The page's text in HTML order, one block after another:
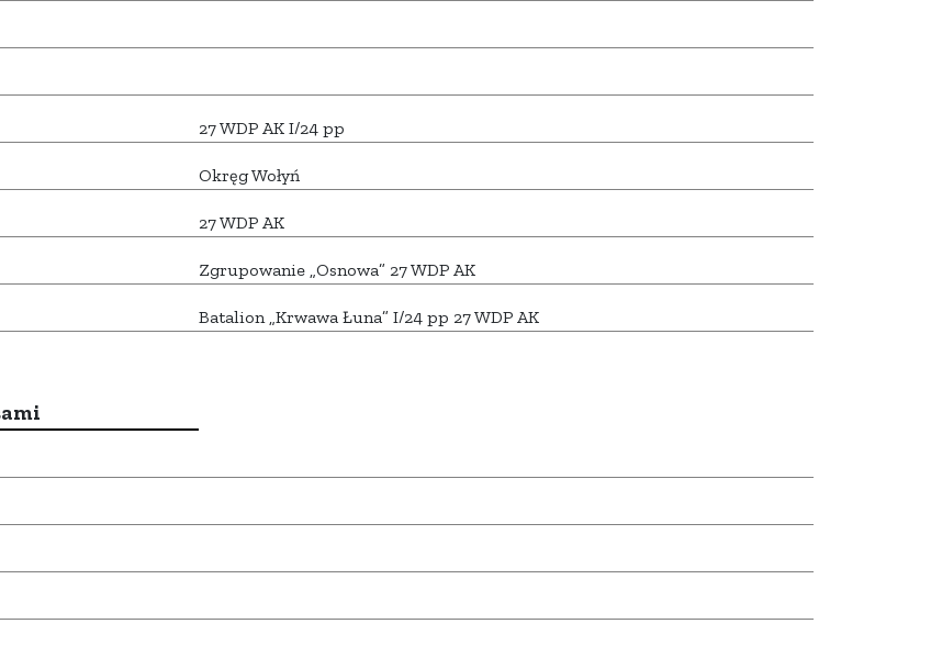
27 WDP AK I/24 pp
Okręg Wołyń
27 WDP AK
Zgrupowanie „Osnowa” 27 WDP AK
Batalion „Krwawa Łuna” I/24 pp 27 WDP AK